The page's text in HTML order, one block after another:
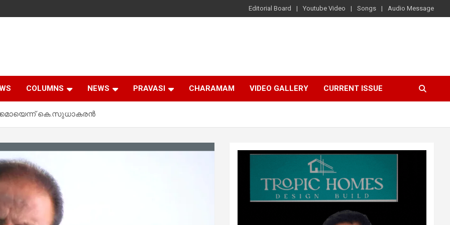
Editorial Board Youtube Video Songs Audio Message
COLUMNS NEWS PRAVASI CHARAMAM VIDEO GALLERY CURRENT ISSUE
കെ.സുധാകരൻ